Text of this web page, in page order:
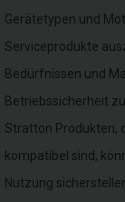
Gerätetypen und
Serviceprodukte
Bedürfnissen und
Betriebssicherheit
Stratton Produkten,
kompatibel sind,
Nutzung